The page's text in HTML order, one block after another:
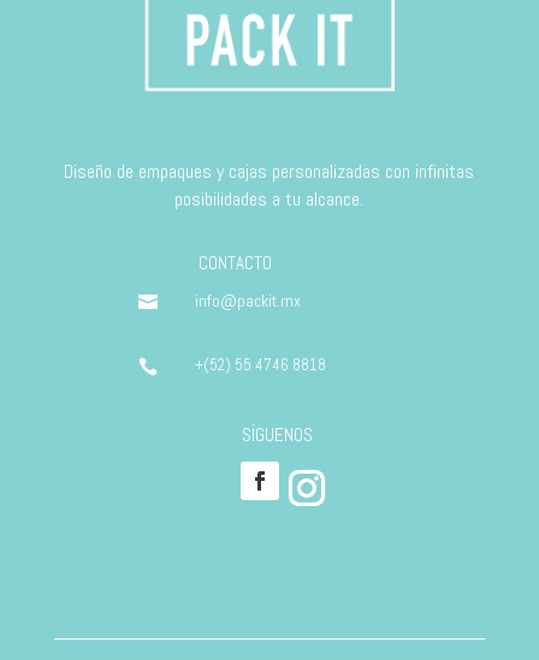
Diseño de empaques y cajas personalizadas con infinitas
posibilidades a tu alcance.
CONTACTO
 info@packit.mx
 +(52) 55 4746 8818
SÍGUENOS